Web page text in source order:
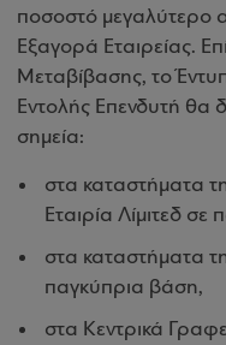
ποσοστό μεγαλύτερο
Εξαγορά Εταιρείας.
Μεταβίβασης, το
Εντολής Επενδυτή θα
σημεία:
στα καταστήματα
Εταιρία Λίμιτεδ
στα καταστήματα
παγκύπρια βάση,
στα Κεντρικά